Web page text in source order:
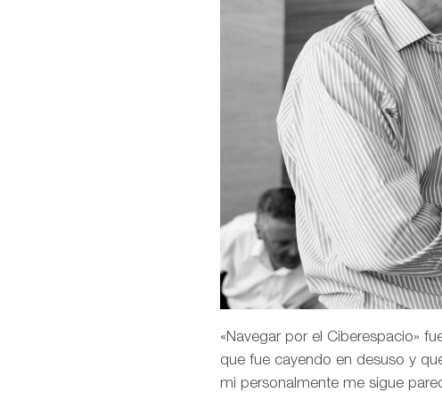
«Navegar por el Ciberespacio»
que fue cayendo en desuso y
mi personalmente me sigue